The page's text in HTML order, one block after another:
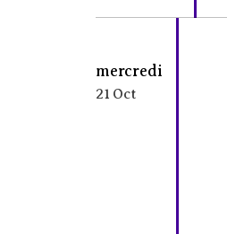
mercredi
21 Oct